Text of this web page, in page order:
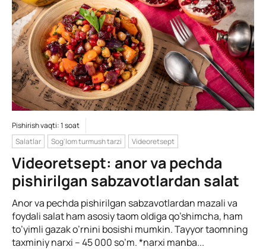
Pishirish vaqti: 1 soat
Salatlar
Sog'lom turmush tarzi Videoretsept
Videoretsept: anor va pechda
pishirilgan sabzavotlardan salat
Anor va pechda pishirilgan sabzavotlardan mazali va
foydali salat ham asosiy taom oldiga qo’shimcha, ham
to’yimli gazak o’rnini bosishi mumkin. Tayyor taomning
taxminiy narxi – 45 000 so’m. *narxi manba...